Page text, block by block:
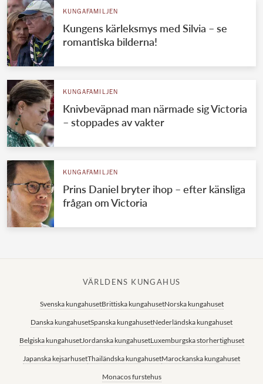
KUNGAFAMILJEN
Kungens kärleksmys med Silvia – se
romantiska bilderna!
KUNGAFAMILJEN
Knivbeväpnad man närmade sig Victoria
– stoppades av vakter
KUNGAFAMILJEN
Prins Daniel bryter ihop – efter känsliga
frågan om Victoria
VÄRLDENS KUNGAHUS
Svenska kungahusetBrittiska kungahusetNorska kungahuset
Danska kungahusetSpanska kungahusetNederländska kungahuset
Belgiska kungahusetJordanska kungahusetLuxemburgska storhertighuset
Japanska kejsarhusetThailändska kungahusetMarockanska kungahuset
Monacos furstehus